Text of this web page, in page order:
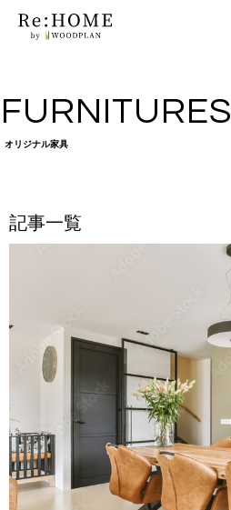
FURNIT U R E S
オリジ ナ ル 家 具
記 事 一 覧